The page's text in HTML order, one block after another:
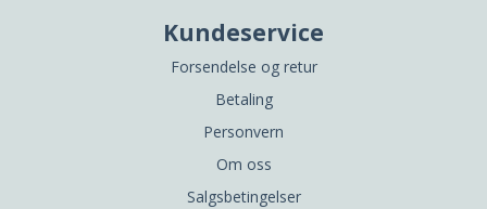
Kundeservice
Forsendelse og retur
Betaling
Personvern
Om oss
Salgsbetingelser